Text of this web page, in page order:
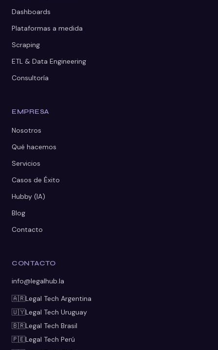
Dashboards
Plataformas a medida
Scraping
ETL & Data Engineering
Consultoría
EMPRESA
Nosotros
Qué hacemos
Servicios
Casos de Éxito
Hubby (IA)
Blog
Contacto
CONTACTO
info@legalhub.la
🇦🇷Legal Tech Argentina
🇺🇾Legal Tech Uruguay
🇧🇷Legal Tech Brasil
🇵🇪Legal Tech Perú